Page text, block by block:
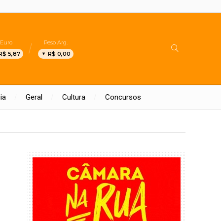
Euro
5,87
Peso Arg.
R$ 0,00
Geral Cultura Concursos